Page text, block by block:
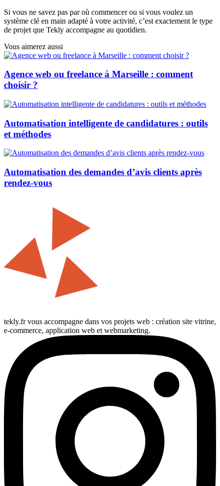
Si vous ne savez pas par où commencer ou si vous voulez un
système clé en main adapté à votre activité, c’est exactement le type
de projet que Tekly accompagne au quotidien.
Vous aimerez aussi
Agence web ou freelance à Marseille : comment
choisir ?
Automatisation intelligente de candidatures : outils
et méthodes
Automatisation des demandes d’avis clients après
rendez-vous
tekly.fr vous accompagne dans vos projets web : création site vitrine,
e-commerce, application web et webmarketing.